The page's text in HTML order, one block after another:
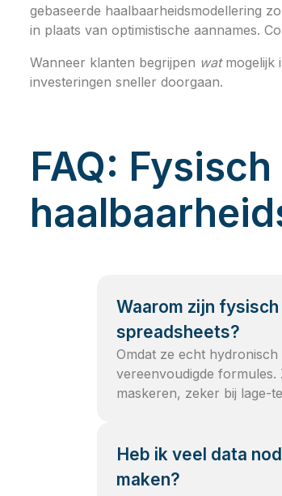
gebaseerde haalbaarheidsmodellering
in plaats van optimistische aannames.
Wanneer klanten begrijpen watmogelijk
investeringen sneller doorgaan.
FAQ:
Waarom zijn
spreadsheets?
Omdat ze echt
vereenvoudigde
maskeren, zeker bij lage-
Heb ik veel data
maken?